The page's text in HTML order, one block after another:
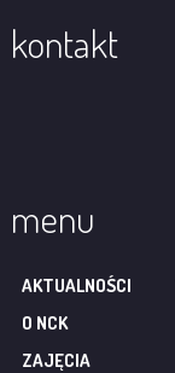
kontakt
menu
AKTUALNOŚCI
O NCK
ZAJĘCIA